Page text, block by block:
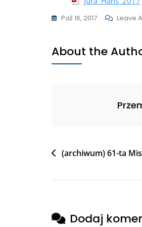
Paź 16, 2017 Leave
About the
(archiwum) 61-ta
Dodaj